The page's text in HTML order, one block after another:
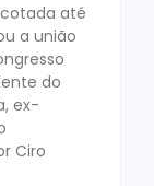
cotada até
a união
do
ex-
Ciro